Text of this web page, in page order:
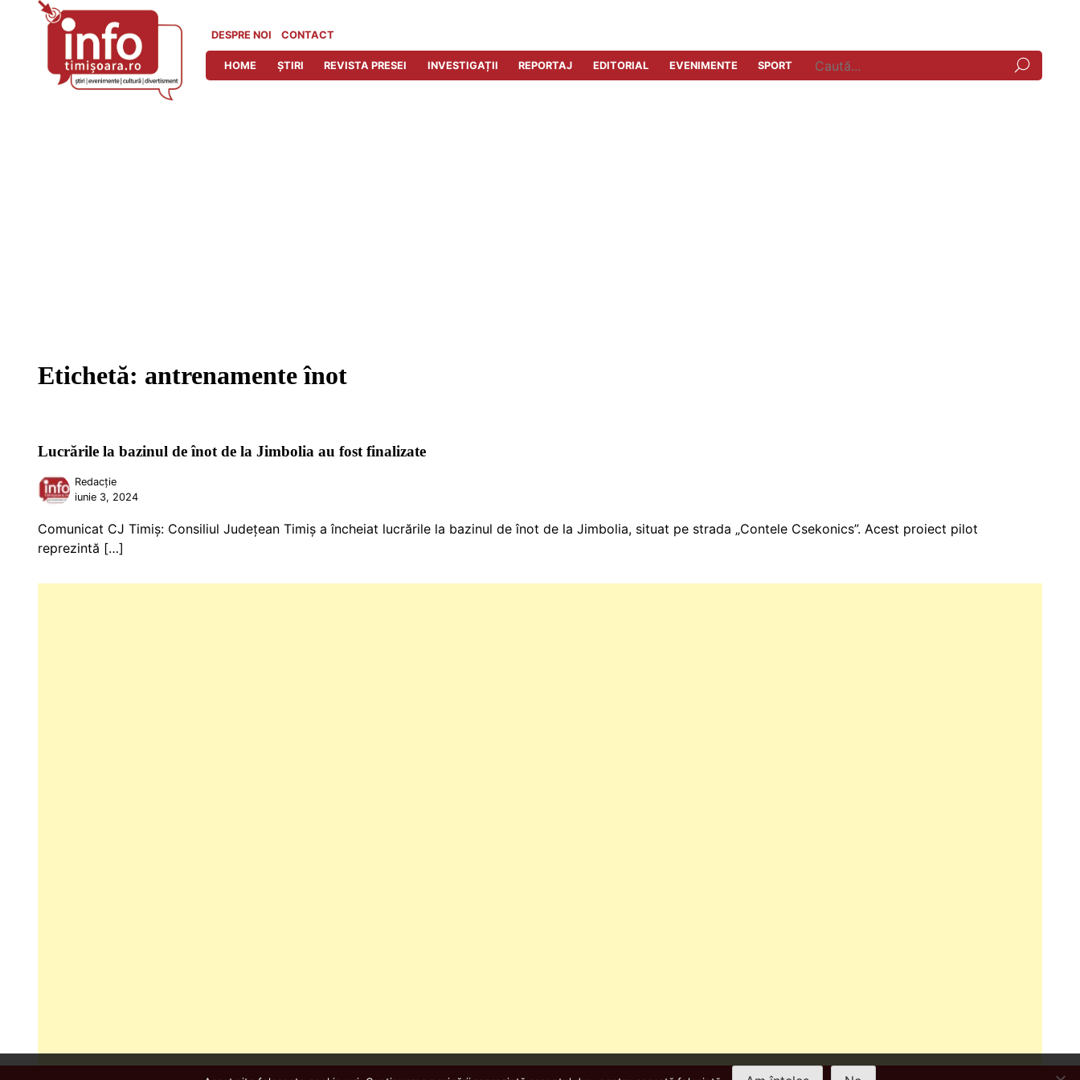
DESPRE NOI CONTACT
HOME ȘTIRI REVISTA PRESEI INVESTIGAȚII REPORTAJ EDITORIAL EVENIMENTE SPORT
Etichetă: antrenamente înot
Lucrările la bazinul de înot de la Jimbolia au fost finalizate
Redacție
iunie 3, 2024
Comunicat CJ Timiș: Consiliul Județean Timiș a încheiat lucrările la bazinul de înot de la Jimbolia, situat pe strada „Contele Csekonics”. Acest proiect pilot
reprezintă […]